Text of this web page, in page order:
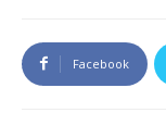
Facebook